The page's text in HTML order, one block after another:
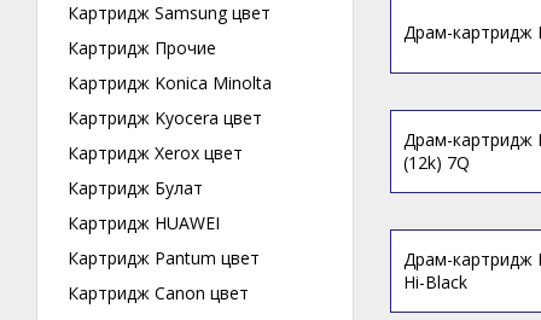
Картридж Samsung цвет
Картридж Прочие
Картридж Konica Minolta
Картридж Kyocera цвет
Картридж Xerox цвет
Картридж Булат
Картридж HUAWEI
Картридж Pantum цвет
Картридж Canon цвет
Драм-картридж
Драм-картридж
(12k) 7Q
Драм-картридж
Hi-Black